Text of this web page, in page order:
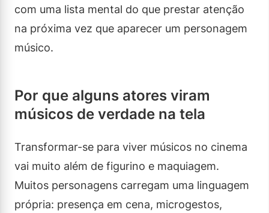
com uma lista mental do que prestar atenção
na próxima vez que aparecer um personagem
músico.
Por que alguns atores viram
músicos de verdade na tela
Transformar-se para viver músicos no cinema
vai muito além de figurino e maquiagem.
Muitos personagens carregam uma linguagem
própria: presença em cena, microgestos,